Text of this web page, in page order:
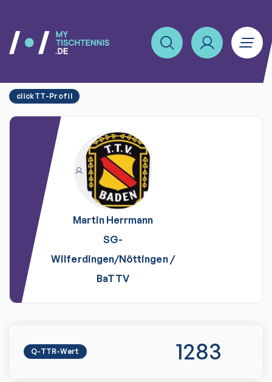
clickTT-Profil
Martin Herrmann
SG-
Wilferdingen/Nöttingen/
BaTTV
Q-TTR-Wert 1283